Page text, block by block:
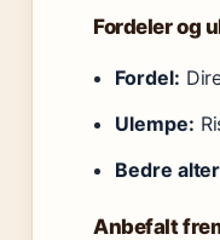
Fordeler og
Fordel:
Ulempe:
Bedre
Anbefalt